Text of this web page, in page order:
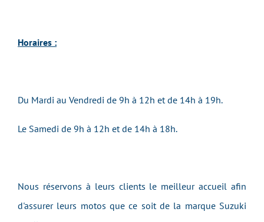
Horaires :
Du Mardi au Vendredi de 9h à 12h et de 14h à 19h.
Le Samedi de 9h à 12h et de 14h à 18h.
Nous réservons à leurs clients le meilleur accueil afin
d'assurer leurs motos que ce soit de la marque Suzuki